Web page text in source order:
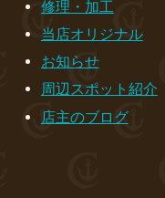
修理・加工
当店オリジナル
お知らせ
周辺スポット紹介
店主のブログ